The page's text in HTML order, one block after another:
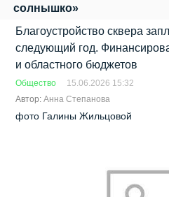
солнышко»
Благоустройство сквера
следующий год.
и областного бюджетов
Общество
15.06.2026 15:32
Автор:Анна Степанова
фото Галины Жильцовой